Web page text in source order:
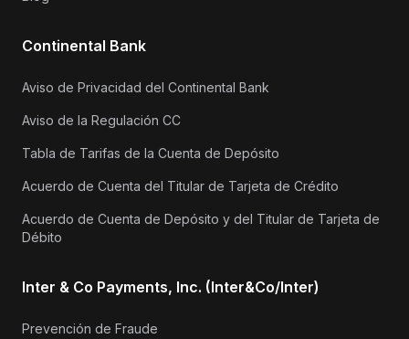
Continental Bank
Aviso de Privacidad del Continental Bank
Aviso de la Regulación CC
Tabla de Tarifas de la Cuenta de Depósito
Acuerdo de Cuenta del Titular de Tarjeta de Crédito
Acuerdo de Cuenta de Depósito y del Titular de Tarjeta de
Débito
Inter & Co Payments, Inc. (Inter&Co/Inter)
Prevención de Fraude